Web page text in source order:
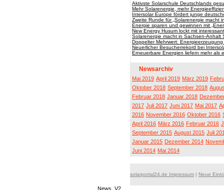
Aktivste Solarschule Deutschlands
Mehr Solarenergie, mehr
Intersolar Europe fördert junge
Zweite Runde für „Solarenergie macht
Energie sparen und gewinnen mit
New Energy Husum lockt mit
Solarenergie macht in Sachsen-Anhalt
Doppelter Mehrwert:
Neuerlicher Besucherrekord bei
Erneuerbare Energien liefern mehr als
Newsarchiv
Mai 2019 April 2019 März 2019
Oktober 2018 September 2018
Februar 2018 Januar 2018
2017 Juli 2017 Juni 2017 Mai 2017
2016 November 2016 Oktober 2016
April 2016 März 2016 Februar 2016
September 2015 August 2015 Juli
Januar 2015 Dezember 2014
Juni 2014 Mai 2014
solarportal24.de Impressum | Neue
News_V2